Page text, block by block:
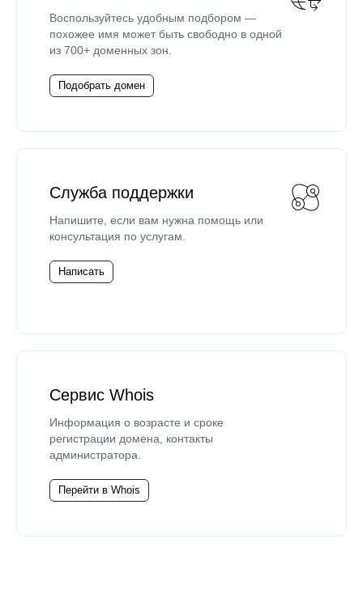
Воспользуйтесь удобным подбором —
похожее имя может быть свободно в одной
из 700+ доменных зон.
Подобрать домен
Служба поддержки
Напишите, если вам нужна помощь или
консультация по услугам.
Написать
Сервис Whois
Информация о возрасте и сроке
регистрации домена, контакты
администратора.
Перейти в Whois